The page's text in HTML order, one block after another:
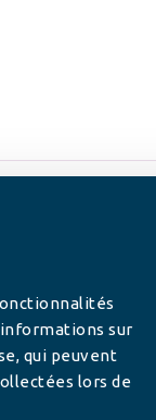
sur
qui peuvent
lors de